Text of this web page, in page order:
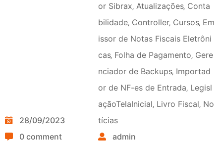
28/09/2023
or Sibrax‚ Atualizações‚ Conta
bilidade‚ Controller‚ Cursos‚ Em
issor de Notas Fiscais Eletrôni
cas‚ Folha de Pagamento‚ Gere
nciador de Backups‚ Importad
or de NF-es de Entrada‚ Legisl
açãoTelaInicial‚ Livro Fiscal‚ No
tícias
0 comment
admin